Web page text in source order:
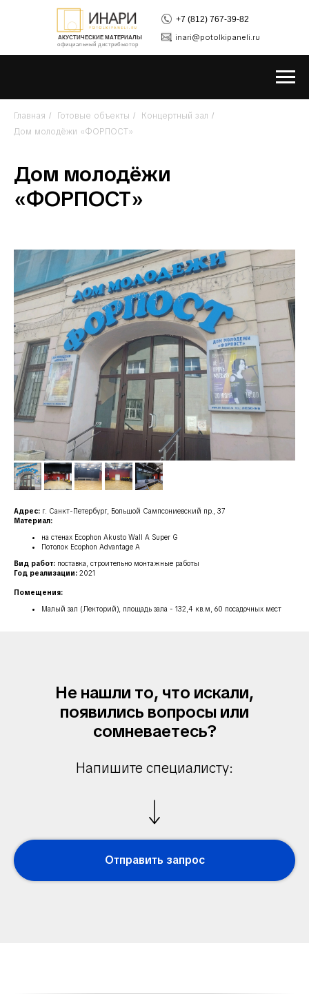
АКУСТИЧЕСКИЕ МАТЕРИАЛЫ
официальный дистрибьютор
inari@potolkipaneli.ru
+7 (812) 767-39-82
Главная / Готовые объекты / Концертный зал /
Дом молодёжи «ФОРПОСТ»
Дом молодёжи
«ФОРПОСТ»
Адрес: г. Санкт-Петербург, Большой Сампсониевский пр., 37
Материал:
на стенах Ecophon Akusto Wall A Super G
Потолок Ecophon Advantage A
Вид работ: поставка, строительно монтажные работы
Год реализации: 2021
Помещения:
Малый зал (Лекторий), площадь зала - 132,4 кв.м, 60 посадочных мест
Не нашли то, что искали,
появились вопросы или
сомневаетесь?
Напишите специалисту:
Отправить запрос